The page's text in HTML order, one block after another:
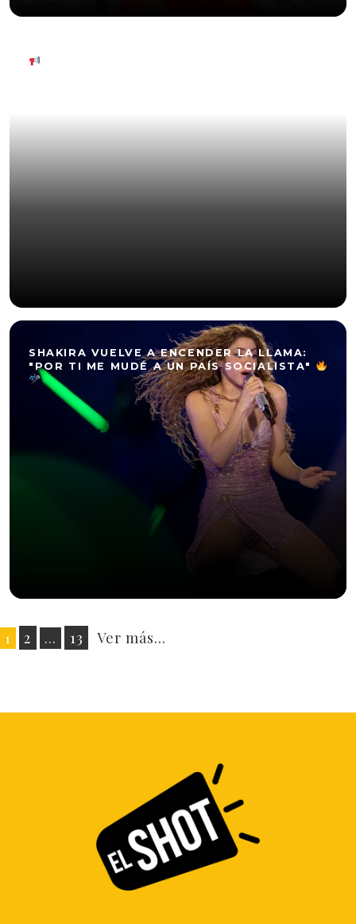
SHAKIRA VUELVE A ENCENDER LA LLAMA:
"POR TI ME MUDÉ A UN PAÍS SOCIALISTA"
Posts
1 2 … 13 Ver más...